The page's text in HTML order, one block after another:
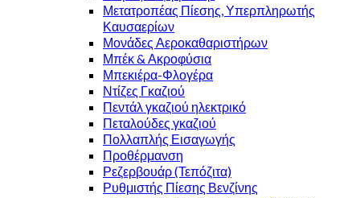
Μετατροπέας Πίεσης, Υπερπληρωτής
Καυσαερίων
Μονάδες Αεροκαθαριστήρων
Μπέκ & Ακροφύσια
Μπεκιέρα-Φλογέρα
Ντίζες Γκαζιού
Πεντάλ γκαζιού ηλεκτρικό
Πεταλούδες γκαζιού
Πολλαπλής Εισαγωγής
Προθέρμανση
Ρεζερβουάρ (Τεπόζιτα)
Ρυθμιστής Πίεσης Βενζίνης